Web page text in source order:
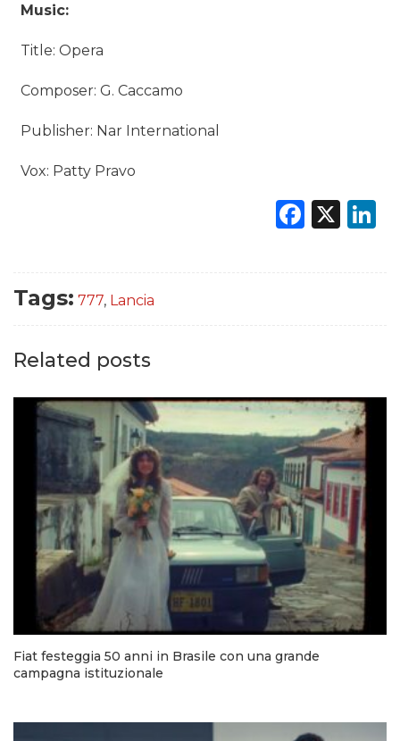
Music:
Title: Opera
Composer: G. Caccamo
Publisher: Nar International
Vox: Patty Pravo
X
Tags: 777, Lancia
Related posts
Fiat festeggia 50 anni in Brasile con una grande
campagna istituzionale